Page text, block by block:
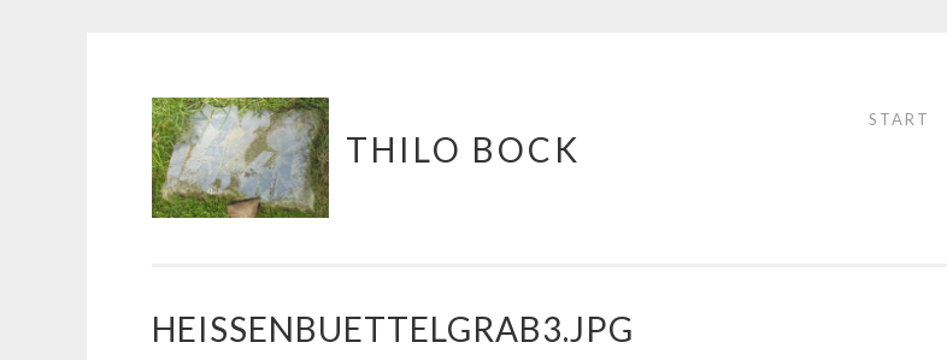
Springe
zum
Inhalt
THILO BOCK
START
HEISSENBUETTELGRAB3.JPG